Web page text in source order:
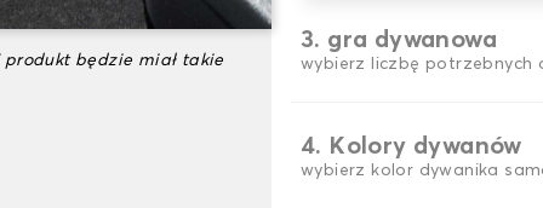
będzie miał takie
3. gra dywanowa
wybierz liczbę potrzebnych
4. Kolory dywanów
wybierz kolor dywanika